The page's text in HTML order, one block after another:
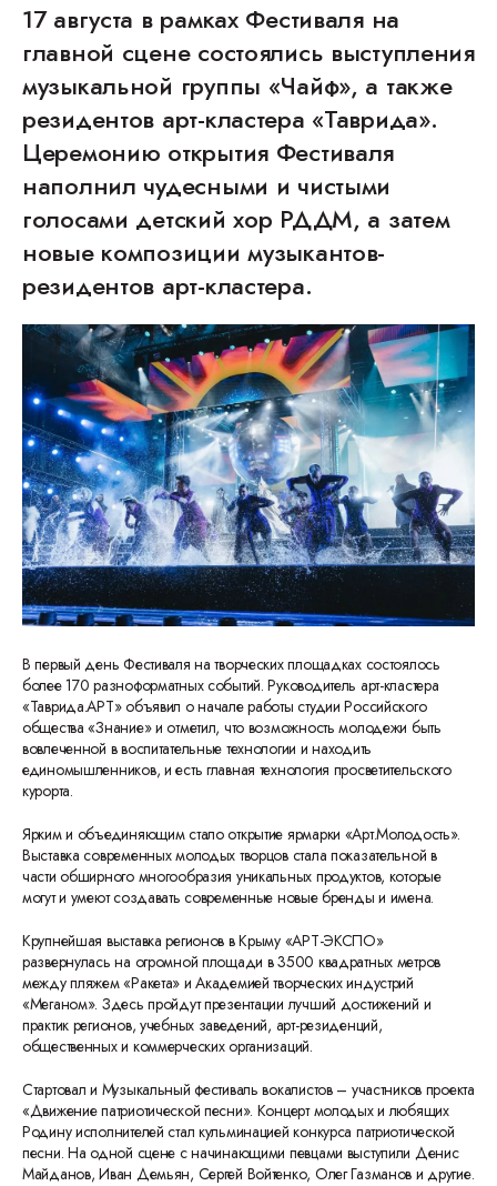
17 августа в рамках Фестиваля на
главной сцене состоялись выступления
музыкальной группы «Чайф», а также
резидентов арт-кластера «Таврида».
Церемонию открытия Фестиваля
наполнил чудесными и чистыми
голосами детский хор РДДМ, а затем
новые композиции музыкантов-
резидентов арт-кластера.
В первый день Фестиваля на творческих площадках состоялось
более 170 разноформатных событий. Руководитель арт-кластера
«Таврида.АРТ» объявил о начале работы студии Российского
общества «Знание» и отметил, что возможность молодежи быть
вовлеченной в воспитательные технологии и находить
единомышленников, и есть главная технология просветительского
курорта.
Ярким и объединяющим стало открытие ярмарки «Арт.Молодость».
Выставка современных молодых творцов стала показательной в
части обширного многообразия уникальных продуктов, которые
могут и умеют создавать современные новые бренды и имена.
Крупнейшая выставка регионов в Крыму «АРТ-ЭКСПО»
развернулась на огромной площади в 3500 квадратных метров
между пляжем «Ракета» и Академией творческих индустрий
«Меганом». Здесь пройдут презентации лучший достижений и
практик регионов, учебных заведений, арт-резиденций,
общественных и коммерческих организаций.
Стартовал и Музыкальный фестиваль вокалистов – участников проекта
«Движение патриотической песни». Концерт молодых и любящих
Родину исполнителей стал кульминацией конкурса патриотической
песни. На одной сцене с начинающими певцами выступили Денис
Майданов, Иван Демьян, Сергей Войтенко, Олег Газманов и другие.